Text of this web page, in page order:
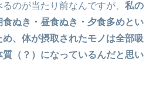
のが当たり前なんですが、 私の
ぬき・昼食ぬき・夕食多めとい
、体が摂取されたモノは全部吸
（？）になっているんだと思い